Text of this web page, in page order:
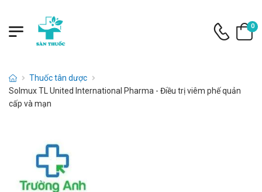
0
Thuốc tân dược
Solmux TL United International Pharma - Điều trị viêm phế quản
cấp và mạn